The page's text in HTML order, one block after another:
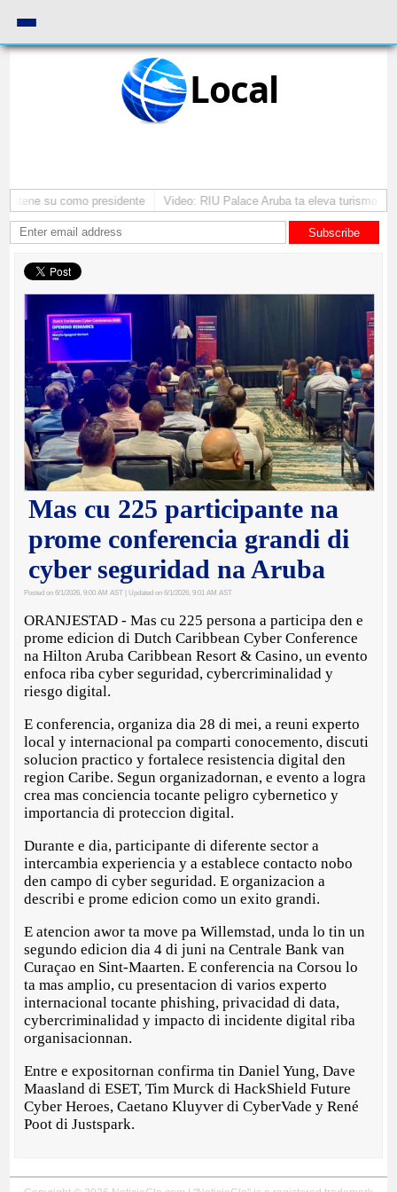
Local
su como presidente Video: RIU Palace Aruba ta eleva turismo
Subscribe
Mas cu 225 participante na
prome conferencia grandi di
cyber seguridad na Aruba
Posted on 6/1/2026, 9:00 AM AST | Updated on 6/1/2026, 9:01 AM AST
ORANJESTAD - Mas cu 225 persona a participa den e
prome edicion di Dutch Caribbean Cyber Conference
na Hilton Aruba Caribbean Resort & Casino, un evento
enfoca riba cyber seguridad, cybercriminalidad y
riesgo digital.
E conferencia, organiza dia 28 di mei, a reuni experto
local y internacional pa comparti conocemento, discuti
solucion practico y fortalece resistencia digital den
region Caribe. Segun organizadornan, e evento a logra
crea mas conciencia tocante peligro cybernetico y
importancia di proteccion digital.
Durante e dia, participante di diferente sector a
intercambia experiencia y a establece contacto nobo
den campo di cyber seguridad. E organizacion a
describi e prome edicion como un exito grandi.
E atencion awor ta move pa Willemstad, unda lo tin un
segundo edicion dia 4 di juni na Centrale Bank van
Curaçao en Sint-Maarten. E conferencia na Corsou lo
ta mas amplio, cu presentacion di varios experto
internacional tocante phishing, privacidad di data,
cybercriminalidad y impacto di incidente digital riba
organisacionnan.
Entre e expositornan confirma tin Daniel Yung, Dave
Maasland di ESET, Tim Murck di HackShield Future
Cyber Heroes, Caetano Kluyver di CyberVade y René
Poot di Justspark.